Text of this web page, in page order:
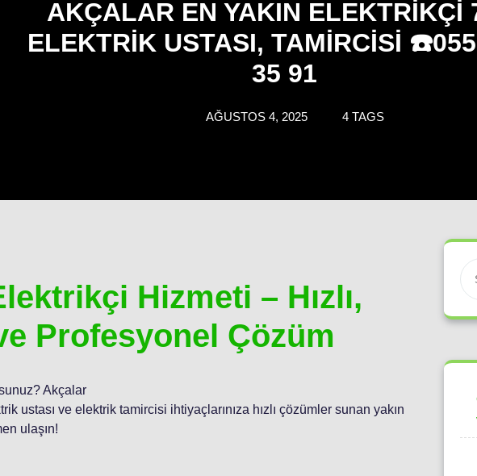
AKÇALAR EN YAKIN ELEKTRIKÇI
ELEKTRIK USTASI, TAMIRCISI
35 91
AĞUSTOS 4, 2025 4 TAGS
Hizmeti – Hızlı,
Profesyonel Çözüm
Akçalar
ustası ve elektrik tamircisi ihtiyaçlarınıza hızlı çözümler sunan yakın
ulaşın!